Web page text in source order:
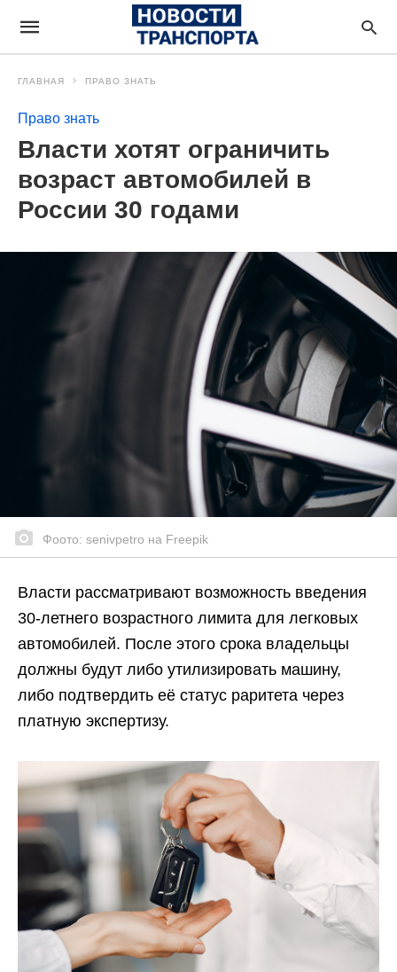
ГЛАВНАЯ ПРАВО ЗНАТЬ
Право знать
Власти хотят ограничить
возраст автомобилей в
России 30 годами
Фоото: senivpetro на Freepik
Власти рассматривают возможность введения
30-летнего возрастного лимита для легковых
автомобилей. После этого срока владельцы
должны будут либо утилизировать машину,
либо подтвердить её статус раритета через
платную экспертизу.